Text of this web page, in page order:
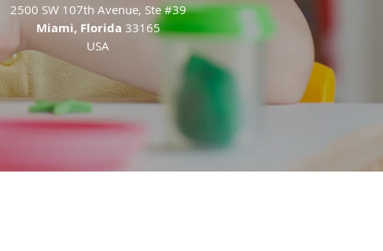
2500 SW 107th Avenue, Ste #39
Miami, Florida 33165
USA